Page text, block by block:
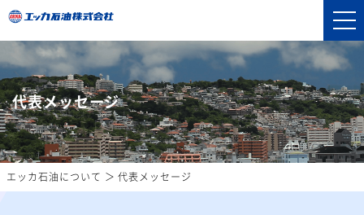
代表メッセージ
エッカ石油について 代表メッセージ